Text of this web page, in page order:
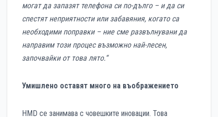
могат да запазят телефона си по-дълго – и да си
спестят неприятности или забавяния, когато са
необходими поправки – ние сме развълнувани да
направим този процес възможно най-лесен,
започвайки от това лято.“
Умишлено оставят много на въображението
HMD се занимава с човешките иновации. Това